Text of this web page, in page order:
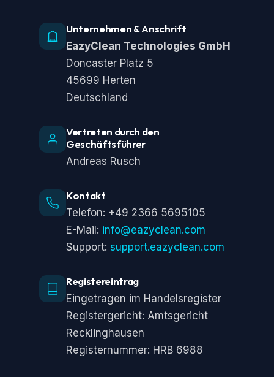
Unternehmen & Anschrift
EazyClean Technologies GmbH
Doncaster Platz 5
45699 Herten
Deutschland
Vertreten durch den
Geschäftsführer
Andreas Rusch
Kontakt
Telefon: +49 2366 5695105
E-Mail: info@eazyclean.com
Support: support.eazyclean.com
Registereintrag
Eingetragen im Handelsregister
Registergericht: Amtsgericht
Recklinghausen
Registernummer: HRB 6988